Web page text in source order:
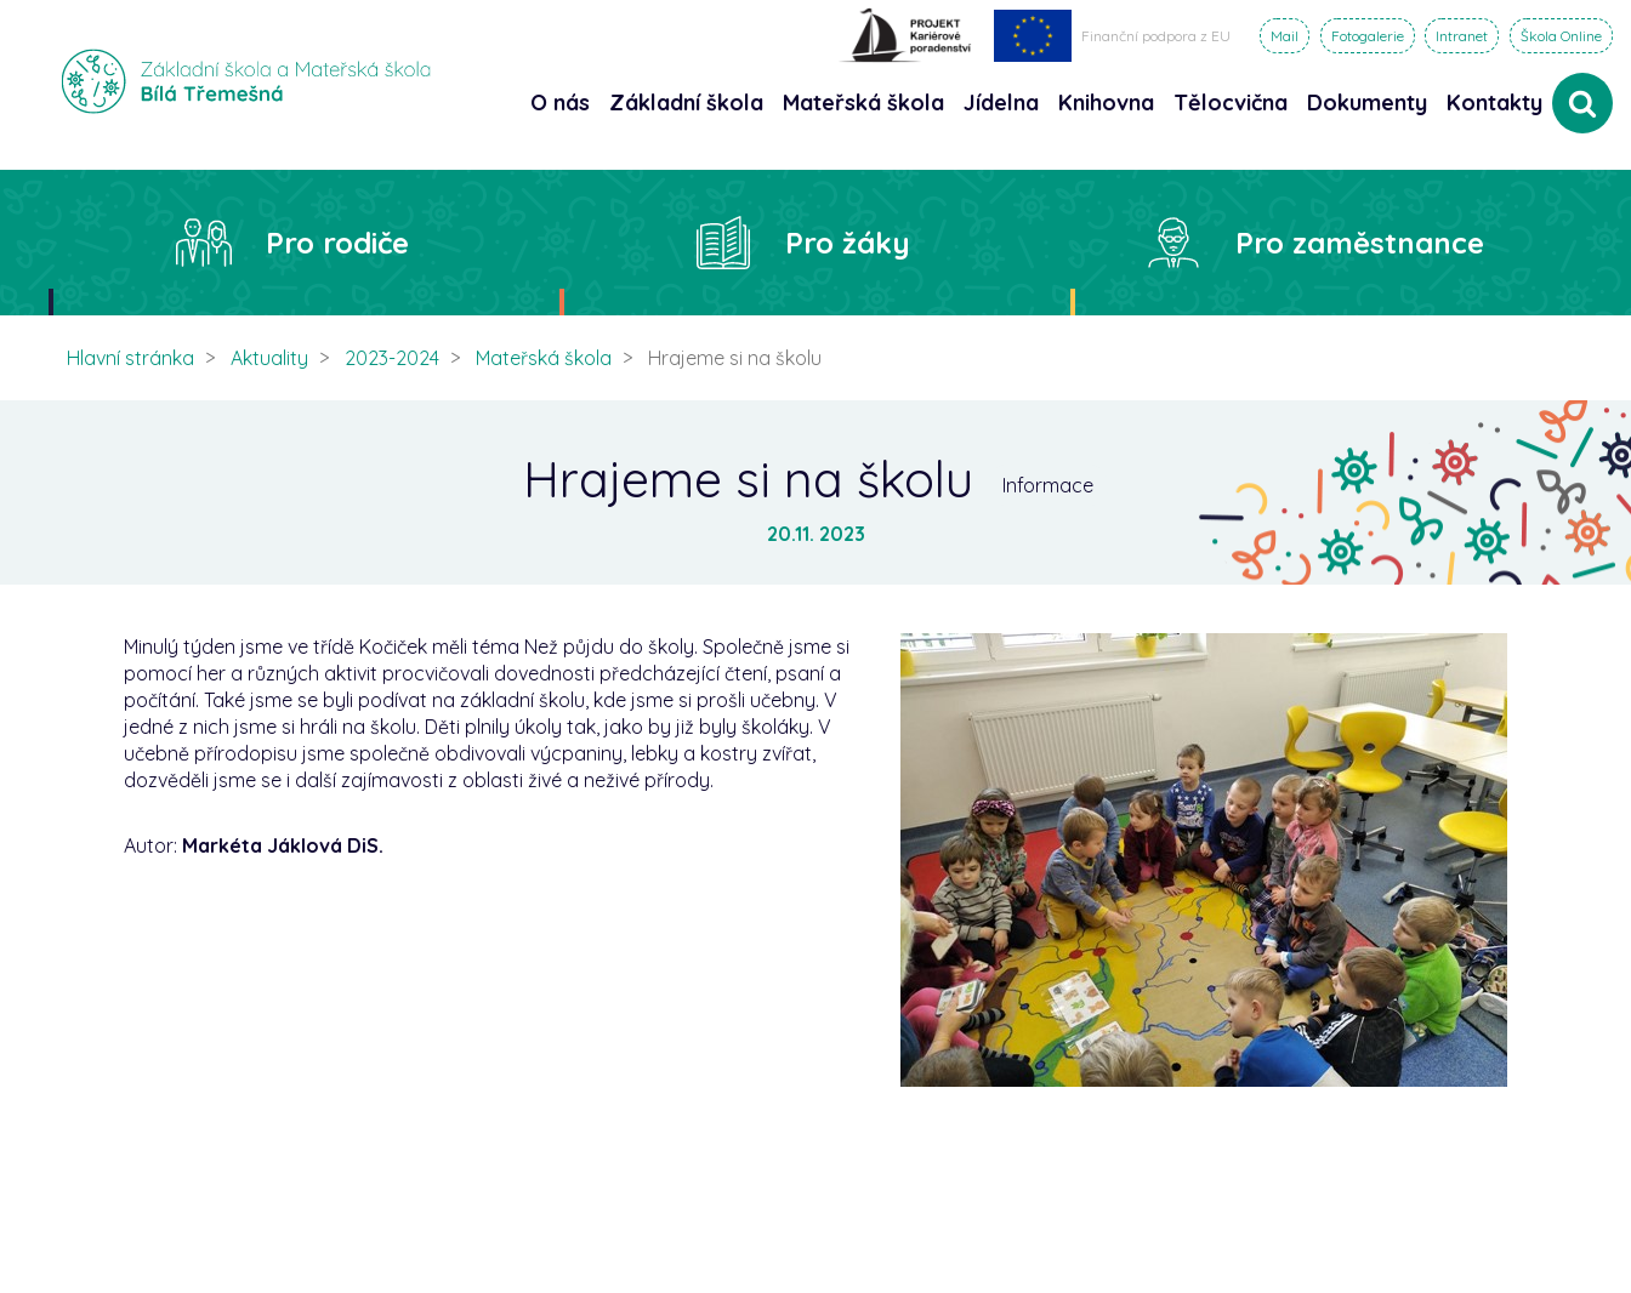
Finanční podpora z EU Mail Fotogalerie Intranet Škola Online
O nás Základní škola Mateřská škola Jídelna Knihovna Tělocvična Dokumenty Kontakty
Pro rodiče Pro žáky Pro zaměstnance
Hlavní stránka Aktuality 2023-2024 Mateřská škola Hrajeme si na školu
Hrajeme si na školu
Informace
20.11. 2023
Minulý týden jsme ve třídě Kočiček měli téma Než půjdu do školy. Společně jsme si
pomocí her a různých aktivit procvičovali dovednosti předcházející čtení, psaní a
počítání. Také jsme se byli podívat na základní školu, kde jsme si prošli učebny. V
jedné z nich jsme si hráli na školu. Děti plnily úkoly tak, jako by již byly školáky. V
učebně přírodopisu jsme společně obdivovali výcpaniny, lebky a kostry zvířat,
dozvěděli jsme se i další zajímavosti z oblasti živé a neživé přírody.
Autor: Markéta Jáklová DiS.